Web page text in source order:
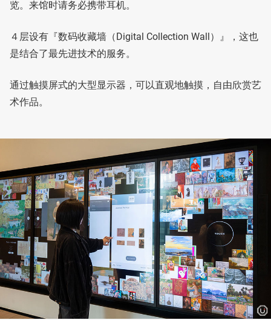
览。来馆时请务必携带耳机。
４层设有『数码收藏墙（Digital Collection Wall）』，这也
是结合了最先进技术的服务。
通过触摸屏式的大型显示器，可以直观地触摸，自由欣赏艺
术作品。